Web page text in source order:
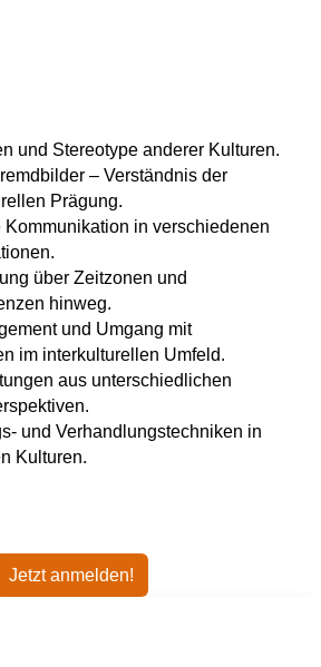
und Stereotype anderer Kulturen.
– Verständnis der
Prägung.
Kommunikation in verschiedenen
über Zeitzonen und
hinweg.
und Umgang mit
im interkulturellen Umfeld.
aus unterschiedlichen
und Verhandlungstechniken in
Kulturen.
Jetzt anmelden!